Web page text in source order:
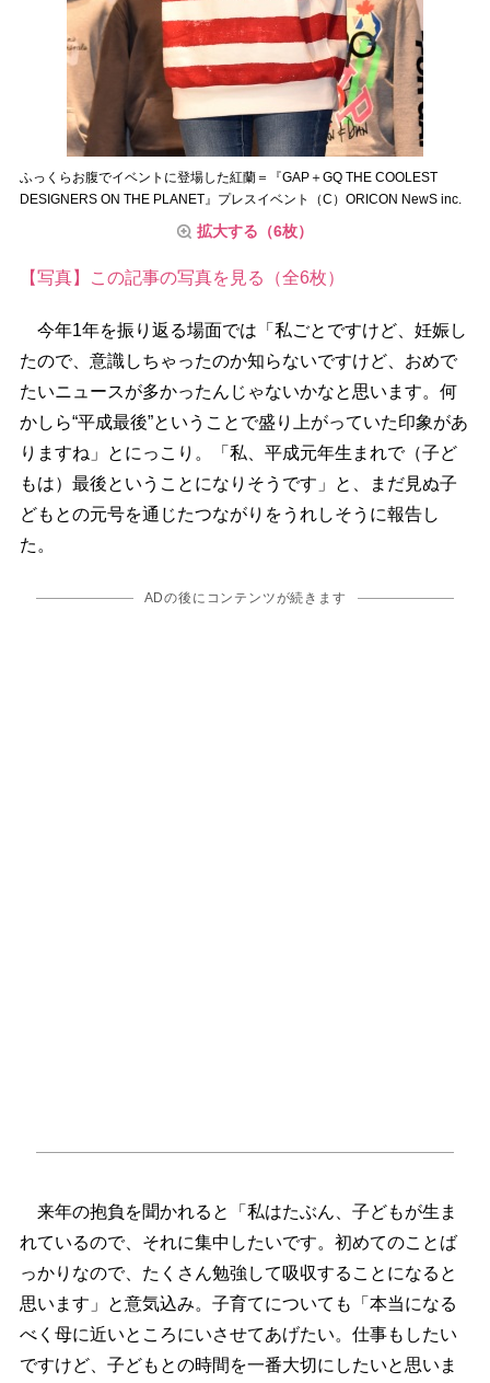
ふっくらお腹でイベントに登場した紅蘭＝『GAP＋GQ THE COOLEST
DESIGNERS ON THE PLANET』プレスイベント（C）ORICON NewS inc.
拡大する（6枚）
【写真】この記事の写真を見る（全6枚）
今年1年を振り返る場面では「私ごとですけど、妊娠し
たので、意識しちゃったのか知らないですけど、おめで
たいニュースが多かったんじゃないかなと思います。何
かしら“平成最後”ということで盛り上がっていた印象があ
りますね」とにっこり。「私、平成元年生まれで（子ど
もは）最後ということになりそうです」と、まだ見ぬ子
どもとの元号を通じたつながりをうれしそうに報告し
た。
ADの後にコンテンツが続きます
来年の抱負を聞かれると「私はたぶん、子どもが生ま
れているので、それに集中したいです。初めてのことば
っかりなので、たくさん勉強して吸収することになると
思います」と意気込み。子育てについても「本当になる
べく母に近いところにいさせてあげたい。仕事もしたい
ですけど、子どもとの時間を一番大切にしたいと思いま